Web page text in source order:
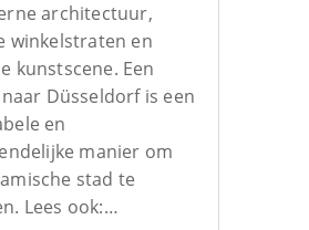
architectuur,
winkelstraten en
kunstscene. Een
Düsseldorf is een
en
manier om
stad te
Lees ook:…